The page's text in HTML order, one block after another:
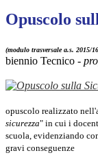
Opuscolo
(modulo trasversale a.s. 2015/
biennio Tecnico -
opuscolo realizzato
sicurezza" in cui i
scuola, evidenziando
gravi conseguenze